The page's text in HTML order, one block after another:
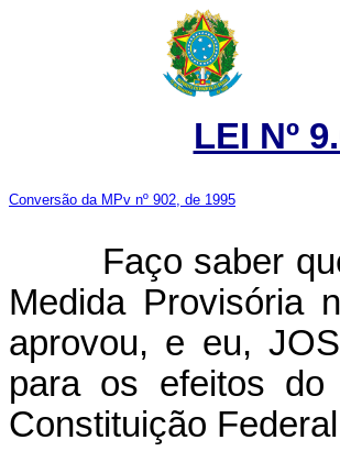
LEI Nº
Conversão da MPv nº 902, de 1995
Faço saber
Medida Provisória
aprovou, e eu,
para os efeitos
Constituição